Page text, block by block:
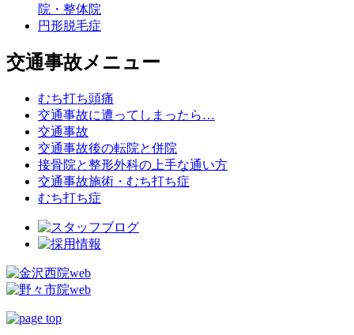
院・整体院
円形脱毛症
交通事故メニュー
むち打ち頭痛
交通事故に遭ってしまったら…
交通事故
交通事故後の転院と併院
接骨院と整形外科の上手な通い方
交通事故施術・むち打ち症
むち打ち症